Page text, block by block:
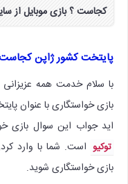
کجاست ؟ بازی موبایل از
پایتخت کشور ژاپن
با سلام خدمت همه
بازی خواستگاری با عنوان
اید جواب این سوال بازی
توکیو است. شما با وارد
بازی خواستگاری شوید.